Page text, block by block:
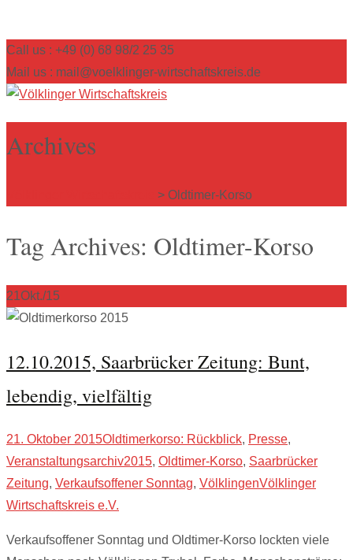
Call us : +49 (0) 68 98/2 25 35
Mail us : mail@voelklinger-wirtschaftskreis.de
Archives
> Oldtimer-Korso
Tag Archives: Oldtimer-Korso
21Okt./15
12.10.2015, Saarbrücker Zeitung: Bunt,
lebendig, vielfältig
21. Oktober 2015Oldtimerkorso: Rückblick, Presse,
Veranstaltungsarchiv2015, Oldtimer-Korso, Saarbrücker
Zeitung, Verkaufsoffener Sonntag, VölklingenVölklinger
Wirtschaftskreis e.V.
Verkaufsoffener Sonntag und Oldtimer-Korso lockten viele